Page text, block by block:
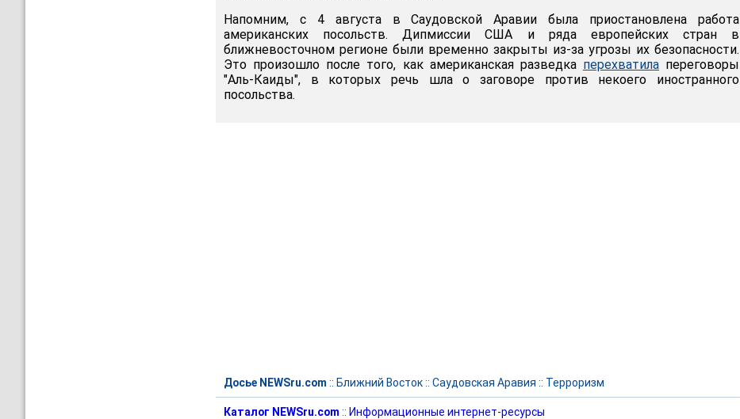
Напомним, с 4 августа в Саудовской Аравии была приостановлена работа
американских посольств. Дипмиссии США и ряда европейских стран в
ближневосточном регионе были временно закрыты из-за угрозы их безопасности.
Это произошло после того, как американская разведка перехватилапереговоры
"Аль-Каиды", в которых речь шла о заговоре против некоего иностранного
посольства.
Досье NEWSru.com :: Ближний Восток:: Саудовская Аравия :: Терроризм
Каталог NEWSru.com :: Информационные интернет-ресурсы